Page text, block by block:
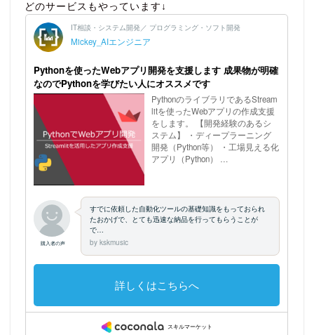
どのサービスもやっています↓